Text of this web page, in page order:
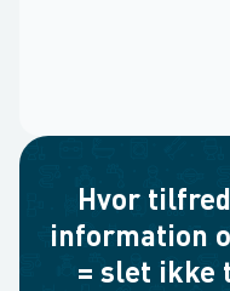
Hvor
information
= slet ikke